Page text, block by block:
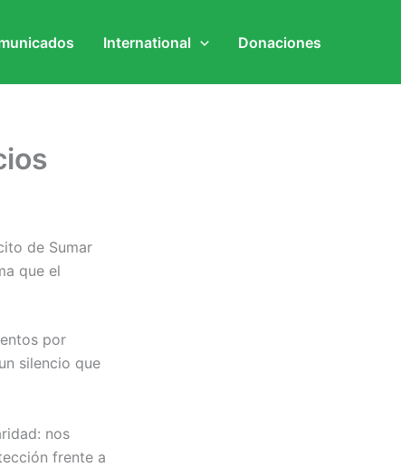
International Donaciones
de Sumar
que el
por
silencio que
nos
frente a